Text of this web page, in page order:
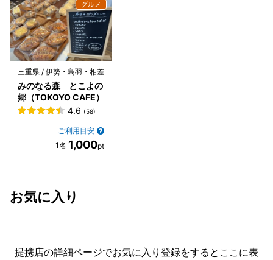
三重県 / 伊勢・鳥羽・相差
みのなる森 とこよの
郷（TOKOYO CAFE）
4.6 (58)
ご利用目安
1,000
お気に入り
提携店の詳細ページでお気に入り登録をすると ここに表